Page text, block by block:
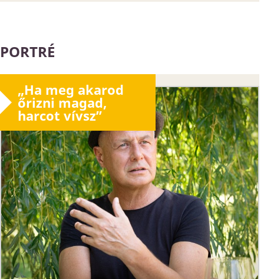
PORTRÉ
„Ha meg akarod
őrizni magad,
harcot vívsz”